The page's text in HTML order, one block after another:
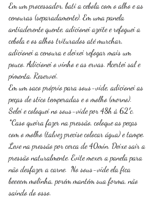
Em um processador, bati a cebola com o alho e as
cenouras (separadamente). Em uma panela
antiaderente quente, adicionei azeite e refoguei a
cebola e os alhos triturados até murchar,
adicionei a cenoura e deixei refogar mais um
pouco. Adicionei o vinho e as ervas. Acertei sal e
pimenta. Reservei.
Em um saco próprio para sous-vide, adicionei as
peças de stico temperadas e o molho (morno).
Selei e coloquei no sous-vide por 48h à 62ºc.
*Caso queira fazer na pressão, coloque as peças
com o molho (talvez precise colocar água) e tampe.
Leve na pressão por cerca de 40min. Deixe sair a
pressão naturalmente. Evite mexer a panela para
não desfazer a carne.  No sous-vide ela fica
beeeem molinha, porém mantém sua forma, não
saindo do osso.